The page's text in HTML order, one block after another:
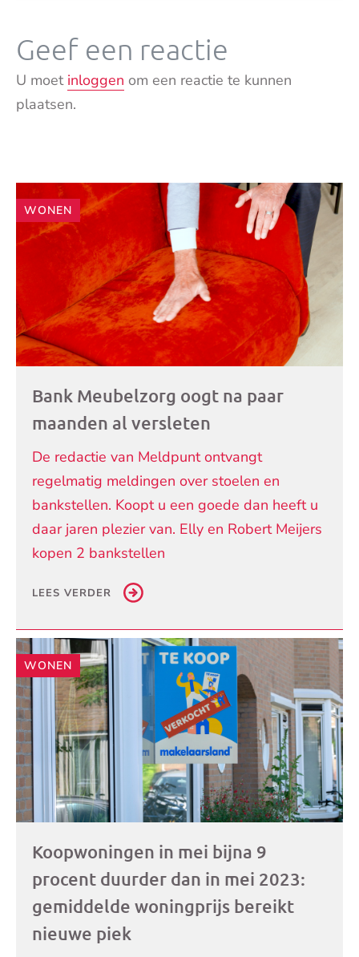
Geef een reactie
U moet inloggen om een reactie te kunnen
plaatsen.
Andere
artikelen
WONEN
Bank Meubelzorg oogt na paar
maanden al versleten
De redactie van Meldpunt ontvangt
regelmatig meldingen over stoelen en
bankstellen. Koopt u een goede dan heeft u
daar jaren plezier van. Elly en Robert Meijers
kopen 2 bankstellen
LEES VERDER
WONEN
Koopwoningen in mei bijna 9
procent duurder dan in mei 2023:
gemiddelde woningprijs bereikt
nieuwe piek